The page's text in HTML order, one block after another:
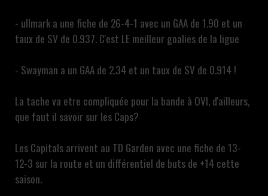
- ullmark a une fiche de 26-4-1 avec un GAA de 1.90 et un
taux de SV de 0.937. C'est LE meilleur goalies de la ligue
- Swayman a un GAA de 2.34 et un taux de SV de 0.914 !
La tache va etre compliquée pour la bande à OVI, d'ailleurs,
que faut il savoir sur les Caps?
Les Capitals arrivent au TD Garden avec une fiche de 13-
12-3 sur la route et un différentiel de buts de +14 cette
saison.